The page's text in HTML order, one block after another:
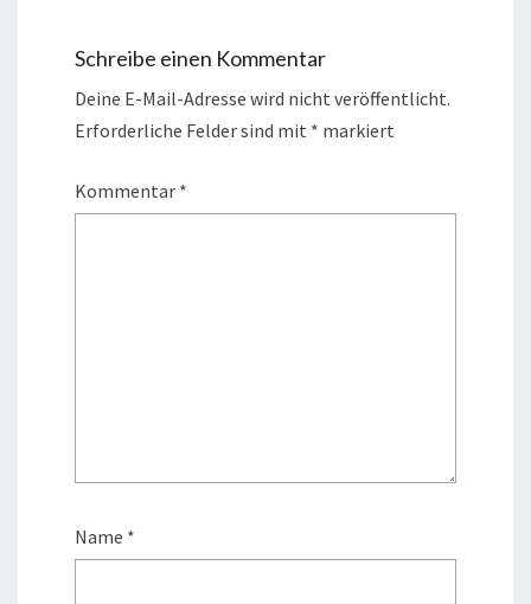
Schreibe einen Kommentar
Deine E-Mail-Adresse wird nicht veröffentlicht.
Erforderliche Felder sind mit * markiert
Kommentar *
Name *